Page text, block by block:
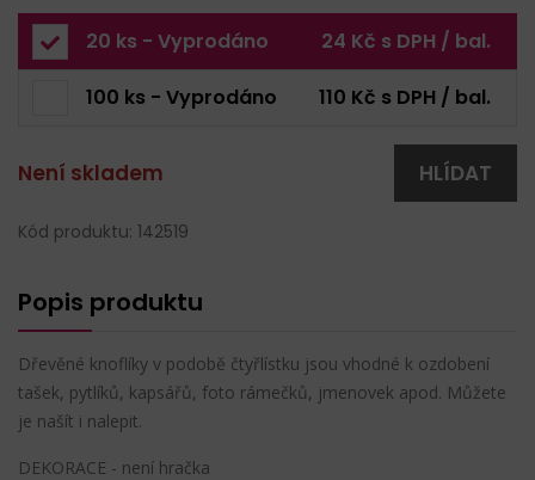
20 ks - Vyprodáno 24 Kč s DPH / bal.
100 ks - Vyprodáno 110 Kč s DPH / bal.
Není skladem HLÍDAT
Kód produktu: 142519
Popis produktu
Dřevěné knoflíky v podobě čtyřlístku jsou vhodné k ozdobení
tašek, pytlíků, kapsářů, foto rámečků, jmenovek apod. Můžete
je našít i nalepit.
DEKORACE - není hračka